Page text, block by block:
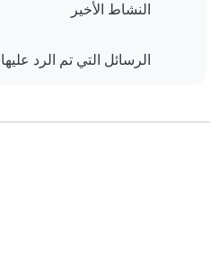
النشاط الأخير
الرسائل التي تم الرد عليها